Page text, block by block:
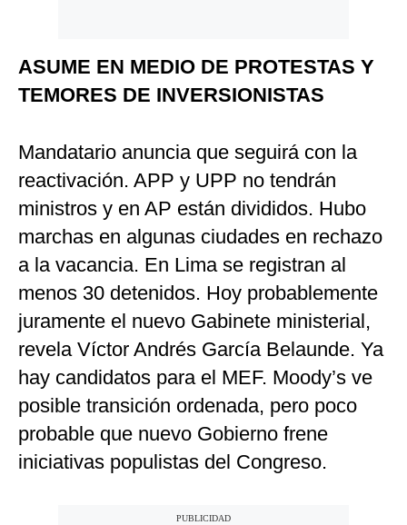
ASUME EN MEDIO DE PROTESTAS Y
TEMORES DE INVERSIONISTAS
Mandatario anuncia que seguirá con la
reactivación. APP y UPP no tendrán
ministros y en AP están divididos. Hubo
marchas en algunas ciudades en rechazo
a la vacancia. En Lima se registran al
menos 30 detenidos. Hoy probablemente
juramente el nuevo Gabinete ministerial,
revela Víctor Andrés García Belaunde. Ya
hay candidatos para el MEF. Moody’s ve
posible transición ordenada, pero poco
probable que nuevo Gobierno frene
iniciativas populistas del Congreso.